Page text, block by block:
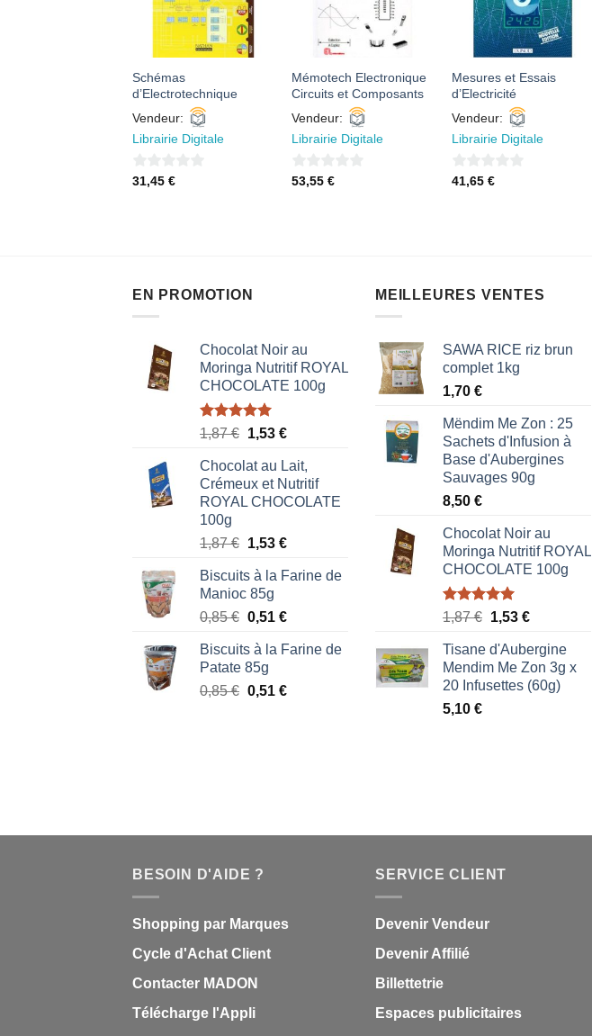
Schémas
d’Electrotechnique
Vendeur:
Librairie Digitale
0
31,45 €
Mémotech Electronique
Circuits et Composants
Vendeur:
Librairie Digitale
0
53,55€
Mesures et Essais
d’Electricité
Vendeur:
Librairie Digitale
0
41,65 €
EN PROMOTION
Chocolat Noir au
Moringa Nutritif ROYAL
CHOCOLATE 100g
Note5.00
1,87€ Le
initial
était :
1,87 €.
1,53 €Le
actuel
est :
1,53 €.
Chocolat au Lait,
Crémeux et Nutritif
ROYAL CHOCOLATE
100g
1,87€ Le
initial
était :
1,87 €.
1,53 €Le
actuel
1,53 €.
Biscuits à la Farine de
Manioc 85g
0,85€ Le
initial
était :
0,85 €.
0,51 €Le
actuel
0,51 €.
Biscuits à la Farine de
Patate 85g
0,85€ Le
0,51 €Le
MEILLEURES VENTES
SAWA RICE riz brun
complet 1kg
1,70 €
Mëndim Me Zon : 25
Sachets d'Infusion à
Base d'Aubergines
Sauvages 90g
8,50 €
Chocolat Noir au
Moringa Nutritif ROYAL
CHOCOLATE 100g
Note5.00
1,87€ Le
initial
était :
1,87 €.
1,53 €Le
actuel
est :
1,53 €.
Tisane d'Aubergine
Mendim Me Zon 3g x
20 Infusettes (60g)
5,10 €
BESOIN D'AIDE ?
Shopping par Marques
Cycle d'Achat Client
Contacter MADON
Télécharge l'Appli
SERVICE CLIENT
Devenir Vendeur
Devenir Affilié
Billettetrie
Espaces publicitaires